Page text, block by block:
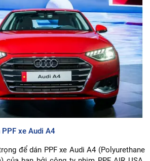
xe Audi A4
để dán PPF xe Audi A4 (Polyurethane